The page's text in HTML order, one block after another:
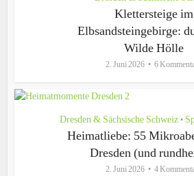
Klettersteige im
Elbsandsteingebirge:
Wilde Hölle
2. Juni 2026 6
Dresden & Sächsische Schweiz •
Heimatliebe: 55
Dresden (und
2. Juni 2026 4